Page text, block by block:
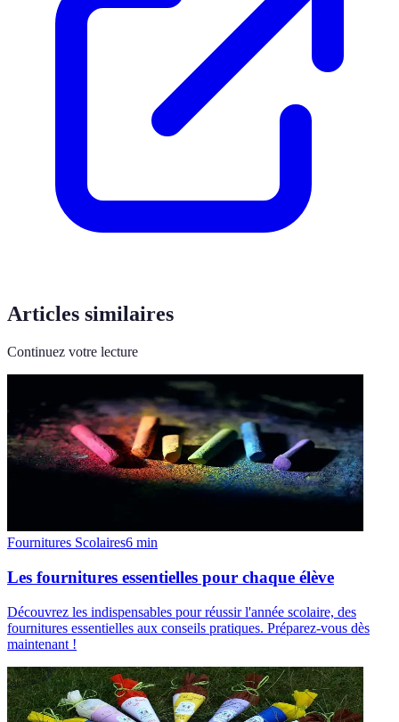
Articles similaires
Continuez votre lecture
Fournitures Scolaires6 min
Les fournitures essentielles pour chaque élève
Découvrez les indispensables pour réussir l'année scolaire, des
fournitures essentielles aux conseils pratiques. Préparez-vous dès
maintenant !